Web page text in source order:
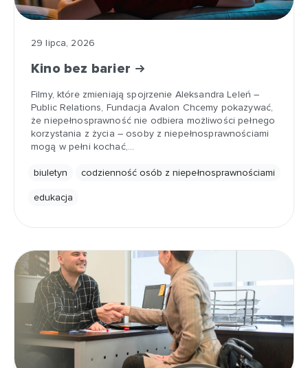
29 lipca, 2026
Kino bez barier
Filmy, które zmieniają spojrzenie Aleksandra Leleń –
Public Relations, Fundacja Avalon Chcemy pokazywać,
że niepełnosprawność nie odbiera możliwości pełnego
korzystania z życia – osoby z niepełnosprawnościami
mogą w pełni kochać,…
biuletyn codzienność osób z niepełnosprawnościami
edukacja